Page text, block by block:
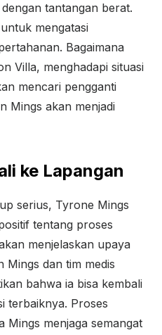
tantangan berat.
mengatasi
Bagaimana
Villa, menghadapi situasi
mencari pengganti
Mings akan menjadi
ke Lapangan
serius, Tyrone Mings
tentang proses
menjelaskan upaya
Mings dan tim medis
bahwa ia bisa kembali
terbaiknya. Proses
Mings menjaga semangat